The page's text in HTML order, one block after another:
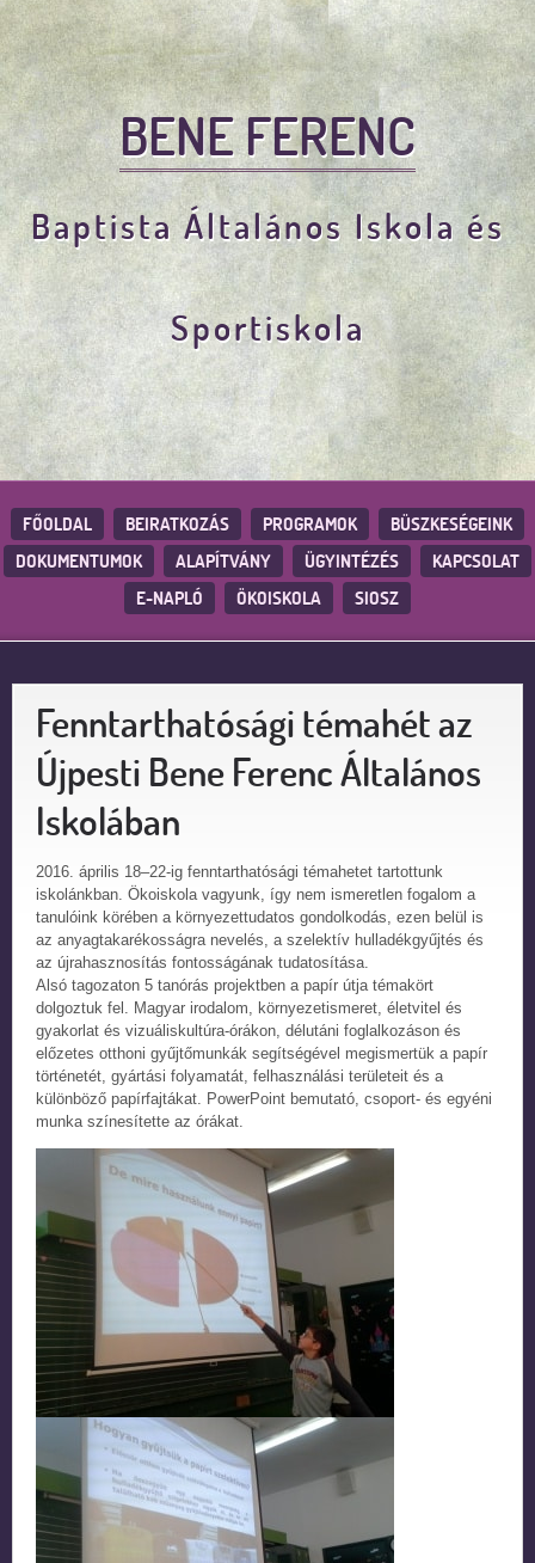
BENE FERENC
Baptista Általános Iskola és
Sportiskola
FŐOLDAL BEIRATKOZÁS PROGRAMOK
BÜSZKESÉGEINK
DOKUMENTUMOK
ALAPÍTVÁNY ÜGYINTÉZÉS
KAPCSOLAT
E-NAPLÓ
ÖKOISKOLA SIOSZ
Fenntarthatósági témahét az
Újpesti Bene Ferenc Általános
Iskolában
2016. április 18–22-ig fenntarthatósági témahetet tartottunk
iskolánkban. Ökoiskola vagyunk, így nem ismeretlen fogalom a
tanulóink körében a környezettudatos gondolkodás, ezen belül is
az anyagtakarékosságra nevelés, a szelektív hulladékgyűjtés és
az újrahasznosítás fontosságának tudatosítása.
Alsó tagozaton 5 tanórás projektben a papír útja témakört
dolgoztuk fel. Magyar irodalom, környezetismeret, életvitel és
gyakorlat és vizuáliskultúra-órákon, délutáni foglalkozáson és
előzetes otthoni gyűjtőmunkák segítségével megismertük a papír
történetét, gyártási folyamatát, felhasználási területeit és a
különböző papírfajtákat. PowerPoint bemutató, csoport- és egyéni
munka színesítette az órákat.